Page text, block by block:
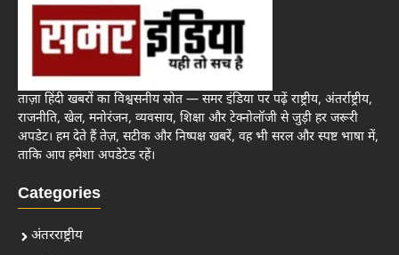
ताज़ा हिंदी खबरों का विश्वसनीय स्रोत — समर इंडिया पर पढ़ें राष्ट्रीय, अंतर्राष्ट्रीय,
राजनीति, खेल, मनोरंजन, व्यवसाय, शिक्षा और टेक्नोलॉजी से जुड़ी हर जरूरी
अपडेट। हम देते हैं तेज़, सटीक और निष्पक्ष खबरें, वह भी सरल और स्पष्ट भाषा में,
ताकि आप हमेशा अपडेटेड रहें।
Categories
अंतरराष्ट्रीय